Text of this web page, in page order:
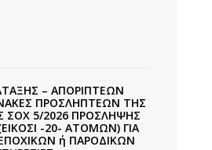
– ΑΠΟΡΙΠΤΕΩΝ
ΠΡΟΣΛΗΠΤΕΩΝ ΤΗΣ
ΣΟΧ 5/2026 ΠΡΟΣΛΗΨΗΣ
-20- ΑΤΟΜΩΝ) ΓΙΑ
ή ΠΑΡΟΔΙΚΩΝ